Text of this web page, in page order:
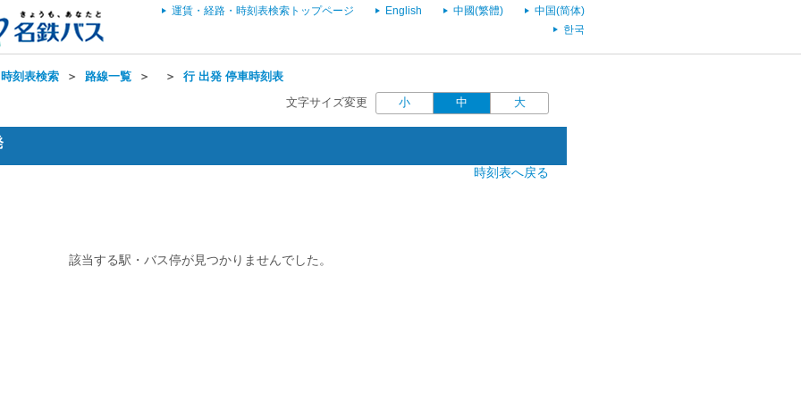
運賃・経路・時刻表検索トップページ English 中國(繁體)
中国(简体)
한국
刻表検索 ＞ 路線一覧 ＞ ＞ 行 出発 停車時刻表
文字サイズ変更 小 中 大
時刻表へ戻る
該当する駅・バス停が見つかりませんでした。